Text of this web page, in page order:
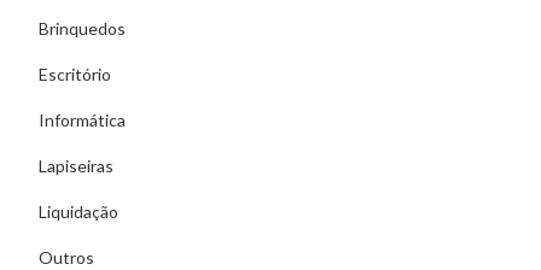
Brinquedos
Escritório
Informática
Lapiseiras
Liquidação
Outros